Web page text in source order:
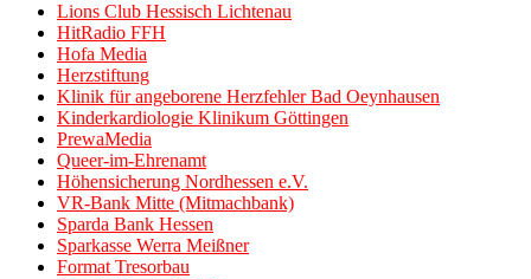
Lions Club Hessisch Lichtenau
HitRadio FFH
Hofa Media
Herzstiftung
Klinik für angeborene Herzfehler Bad Oeynhausen
Kinderkardiologie Klinikum Göttingen
PrewaMedia
Queer-im-Ehrenamt
Höhensicherung Nordhessen e.V.
VR-Bank Mitte (Mitmachbank)
Sparda Bank Hessen
Sparkasse Werra Meißner
Format Tresorbau